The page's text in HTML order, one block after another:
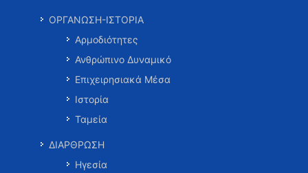
ΟΡΓΑΝΩΣΗ-ΙΣΤΟΡΙΑ
Αρμοδιότητες
Ανθρώπινο Δυναμικό
Επιχειρησιακά Μέσα
Ιστορία
Ταμεία
ΔΙΑΡΘΡΩΣΗ
Ηγεσία